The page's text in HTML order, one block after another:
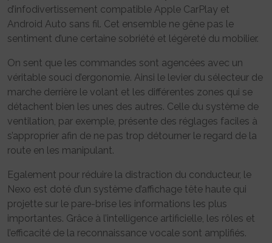
d’infodivertissement compatible Apple CarPlay et
Android Auto sans fil. Cet ensemble ne gêne pas le
sentiment d’une certaine sobriété et légèreté du mobilier.
On sent que les commandes sont agencées avec un
véritable souci d’ergonomie. Ainsi le levier du sélecteur de
marche derrière le volant et les différentes zones qui se
détachent bien les unes des autres. Celle du système de
ventilation, par exemple, présente des réglages faciles à
s’approprier afin de ne pas trop détourner le regard de la
route en les manipulant.
Egalement pour réduire la distraction du conducteur, le
Nexo est doté d’un système d’affichage tête haute qui
projette sur le pare-brise les informations les plus
importantes. Grâce à l’intelligence artificielle, les rôles et
l’efficacité de la reconnaissance vocale sont amplifiés.